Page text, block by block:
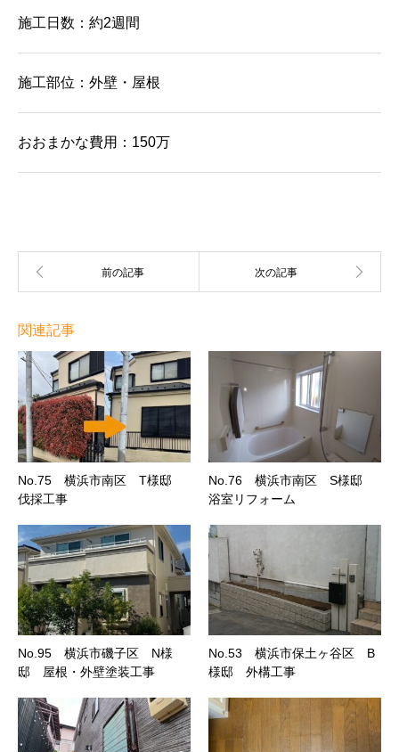
施工日数：約2週間
施工部位：外壁・屋根
おおまかな費用：150万
関連記事
No.75 横浜市南区 T様邸
伐採工事
No.76 横浜市南区 S様邸
浴室リフォーム
No.95 横浜市磯子区 N様
邸 屋根・外壁塗装工事
No.53 横浜市保土ヶ谷区 B
様邸 外構工事